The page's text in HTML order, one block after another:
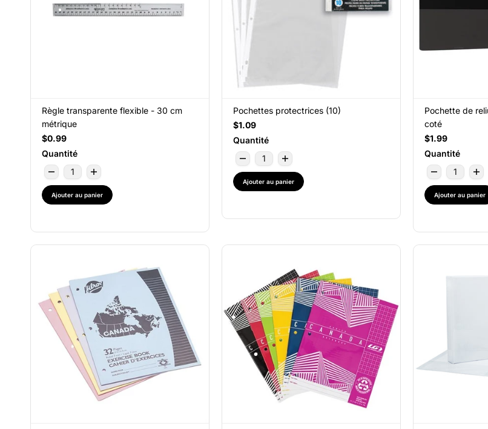
Règle transparente flexible - 30 cm
métrique
$0.99
Quantité
Ajouter au panier
Pochettes protectrices (10)
$1.09
Quantité
Ajouter au panier
Pochette de
coté
$1.99
Quantité
Ajouter au panier